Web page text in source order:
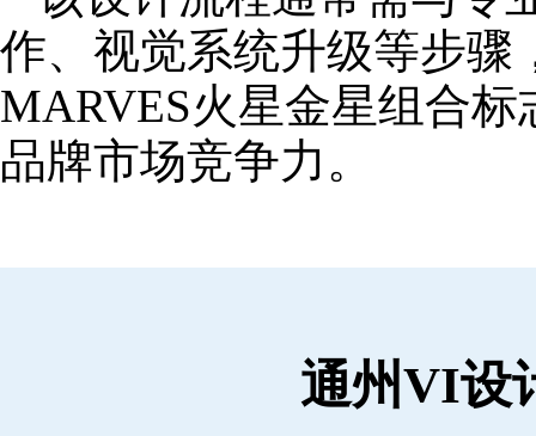
作、视觉系统升级等步
MARVES火星金星组合
品牌市场竞争力。
通州VI设